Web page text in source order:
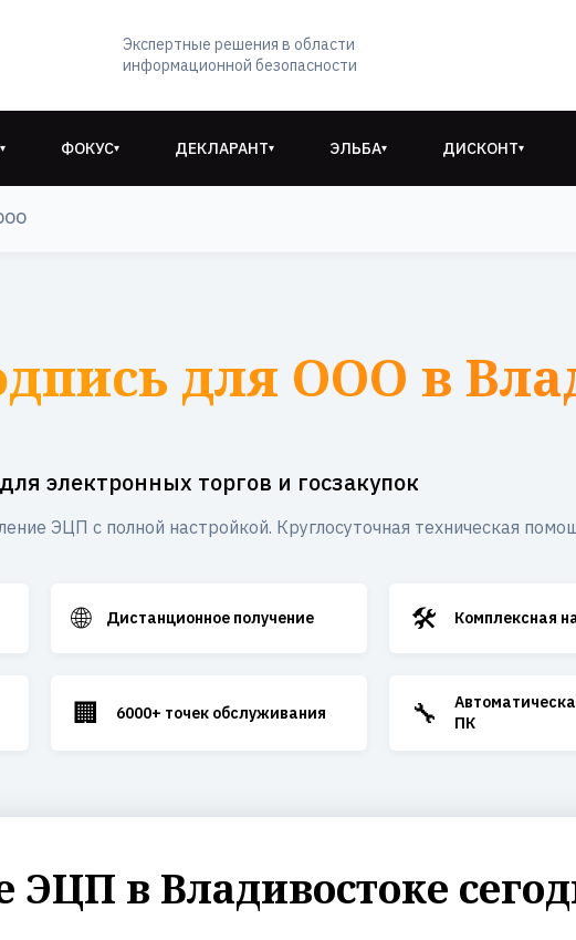
Экспертные решения в области
информационной безопасности
▾ ФОКУС▾ ДЕКЛАРАНТ▾ ЭЛЬБА▾ ДИСКОНТ▾
для ООО в
для электронных торгов и госзакупок
ЭЦП с полной настройкой. Круглосуточная техническая
🌐 Дистанционное получение 🛠️ Комплексная
🏢 6000+ точек обслуживания 🔧
ПК
в Владивостоке